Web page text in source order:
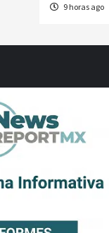
9 horas ago